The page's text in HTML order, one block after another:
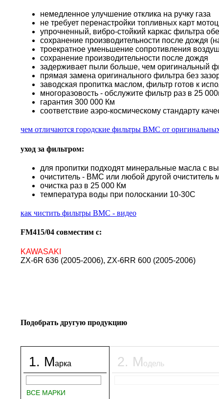
немедленное улучшение отклика на ручку газа
не требует перенастройки топливных карт
упрочненный, вибро-стойкий каркас фильтра
сохранение производительности после дождя
троекратное уменьшение сопротивления
сохранение производительности после дождя
задерживает пыли больше, чем оригинальный
прямая замена оригинального фильтра без
заводская пропитка маслом, фильтр готов к
многоразовость - обслужите фильтр раз в 25
гарантия 300 000 Км
соответствие аэро-космическому стандарту
чем отличаются городские фильтры BMC от
уход за фильтром:
для пропитки подходят минеральные масла с
очиститель - BMC или любой другой
очистка раз в 25 000 Км
температура воды при полоскании 10-30С
как чистить фильтры BMC - видео
FM415/04 совместим с:
KAWASAKI
ZX-6R 636 (2005-2006), ZX-6RR 600 (2005-2006)
Подобрать другую продукцию
1. Марка
ВСЕ МАРКИ
2. Модель